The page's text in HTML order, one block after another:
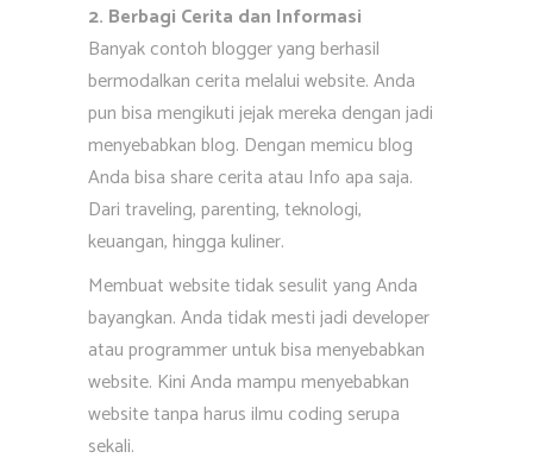
2. Berbagi Cerita dan Informasi
Banyak contoh blogger yang berhasil
bermodalkan cerita melalui website. Anda
pun bisa mengikuti jejak mereka dengan jadi
menyebabkan blog. Dengan memicu blog
Anda bisa share cerita atau Info apa saja.
Dari traveling, parenting, teknologi,
keuangan, hingga kuliner.
Membuat website tidak sesulit yang Anda
bayangkan. Anda tidak mesti jadi developer
atau programmer untuk bisa menyebabkan
website. Kini Anda mampu menyebabkan
website tanpa harus ilmu coding serupa
sekali.